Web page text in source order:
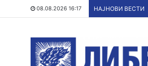
08.08.2026 16:17 НАЈНОВИ ВЕСТИ